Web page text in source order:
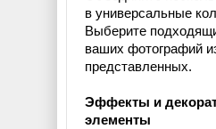
в универсальные
Выберите
ваших фотографий
представленных.
Эффекты и
элементы